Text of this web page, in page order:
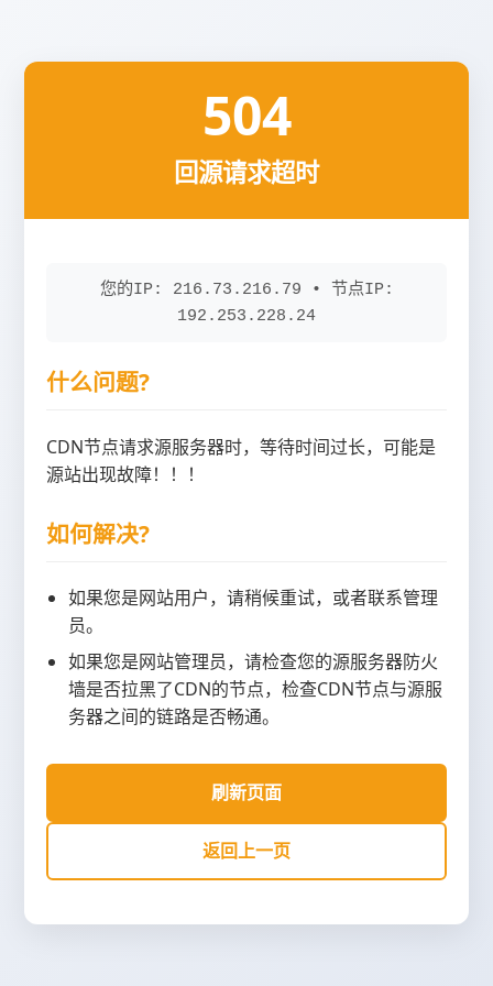
504
回源请求超时
您的IP: 216.73.216.79 • 节点IP:
192.253.228.24
什么问题?
CDN节点请求源服务器时，等待时间过长，可能是
源站出现故障！！！
如何解决?
如果您是网站用户，请稍候重试，或者联系管理
员。
如果您是网站管理员，请检查您的源服务器防火
墙是否拉黑了CDN的节点，检查CDN节点与源服
务器之间的链路是否畅通。
刷新页面
返回上一页